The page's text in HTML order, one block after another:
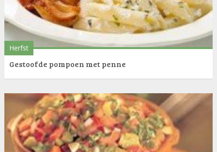
Herfst
Gestoofde pompoen met penne